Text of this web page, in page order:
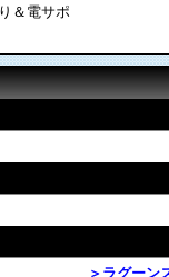
＆電サポ
＞ラグーン